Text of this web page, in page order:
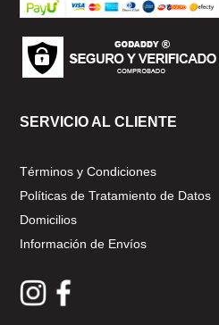
SERVICIO AL CLIENTE
Términos y Condiciones
Políticas de Tratamiento de Datos
Domicilios
Información de Envíos